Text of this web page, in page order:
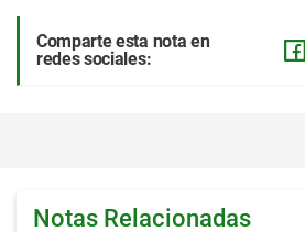
Comparte esta nota en
redes sociales:
Notas Relacionadas